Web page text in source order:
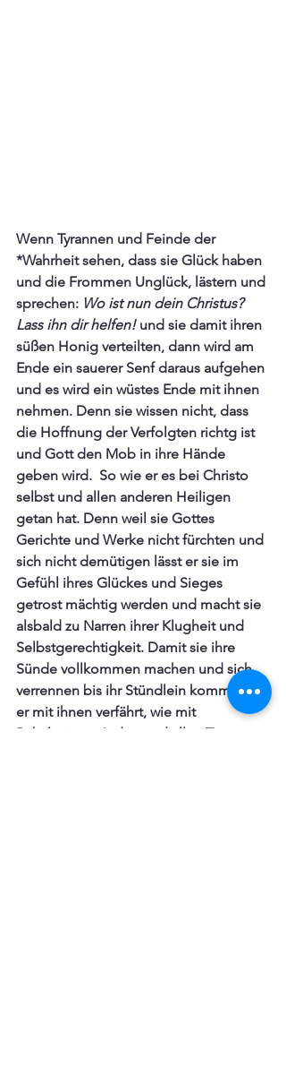
Wenn Tyrannen und Feinde der
*Wahrheit sehen, dass sie Glück haben
und die Frommen Unglück, lästern und
sprechen: Wo ist nun dein Christus?
Lass ihn dir helfen! und sie damit ihren
süßen Honig verteilten, dann wird am
Ende ein sauerer Senf daraus aufgehen
und es wird ein wüstes Ende mit ihnen
nehmen. Denn sie wissen nicht, dass
die Hoffnung der Verfolgten richtg ist
und Gott den Mob in ihre Hände
geben wird.  So wie er es bei Christo
selbst und allen anderen Heiligen
getan hat. Denn weil sie Gottes
Gerichte und Werke nicht fürchten und
sich nicht demütigen lässt er sie im
Gefühl ihres Glückes und Sieges
getrost mächtig werden und macht sie
alsbald zu Narren ihrer Klugheit und
Selbstgerechtigkeit. Damit sie ihre
Sünde vollkommen machen und sich
verrennen bis ihr Stündlein kommt und
er mit ihnen verfährt, wie mit
Babyloniern, Juden und allen Tyrannen.